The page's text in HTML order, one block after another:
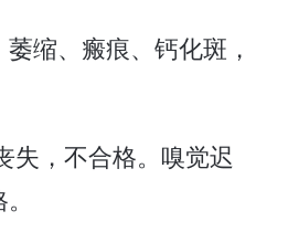
缩、瘢痕、钙化斑，
失，不合格。嗅觉迟